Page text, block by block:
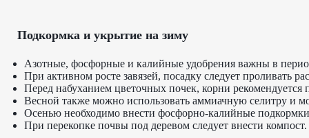
Подкормка и укрытие на зиму
Азотные, фосфорные и калийные удобрения важны в
При активном росте завязей, посадку следует проливать
Перед набуханием цветочных почек, корни
Весной также можно использовать аммиачную селитру и
Осенью необходимо внести фосфорно-калийные
При перекопке почвы под деревом следует внести компост.